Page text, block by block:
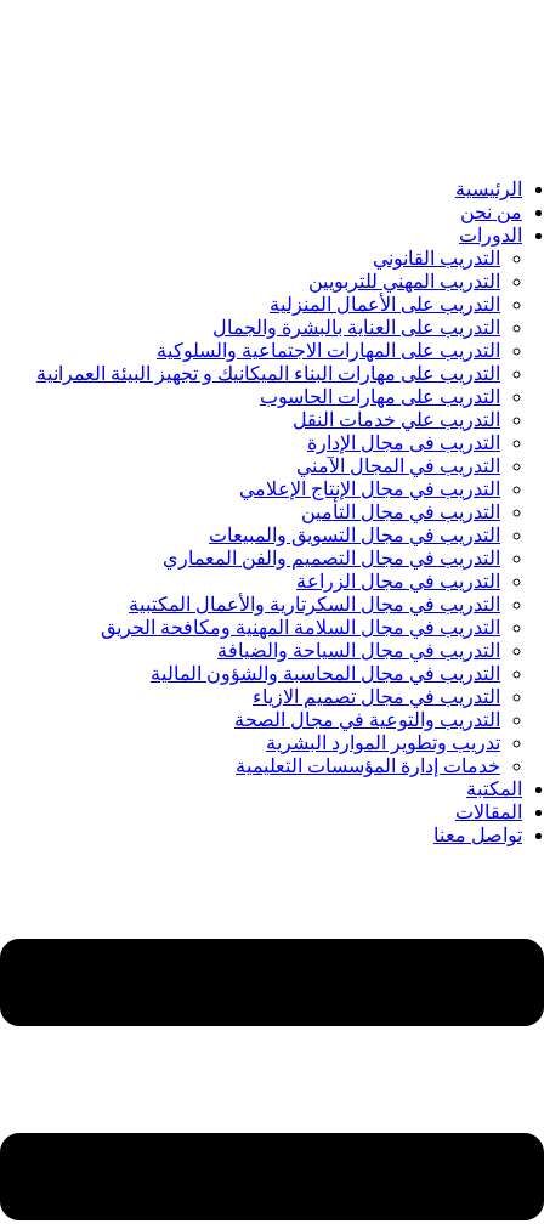
الرئيسية
من نحن
الدورات
التدريب القانوني
التدريب المهني للتربويين
التدريب على الأعمال المنزلية
التدريب على العناية بالبشرة والجمال
التدريب على المهارات الاجتماعية والسلوكية
التدريب على مهارات البناء الميكانيك و تجهيز البيئة العمرانية
التدريب على مهارات الحاسوب
التدريب علي خدمات النقل
التدريب فى مجال الإدارة
التدريب في المجال الآمني
التدريب في مجال الإنتاج الإعلامي
التدريب في مجال التأمين
التدريب في مجال التسويق والمبيعات
التدريب في مجال التصميم والفن المعماري
التدريب في مجال الزراعة
التدريب في مجال السكرتارية والأعمال المكتبية
التدريب في مجال السلامة المهنية ومكافحة الحريق
التدريب في مجال السياحة والضيافة
التدريب في مجال المحاسبة والشؤون المالية
التدريب في مجال تصميم الازياء
التدريب والتوعية في مجال الصحة
تدريب وتطوير الموارد البشرية
خدمات إدارة المؤسسات التعليمية
المكتبة
المقالات
تواصل معنا